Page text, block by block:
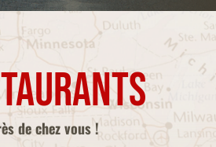
de chez vous !